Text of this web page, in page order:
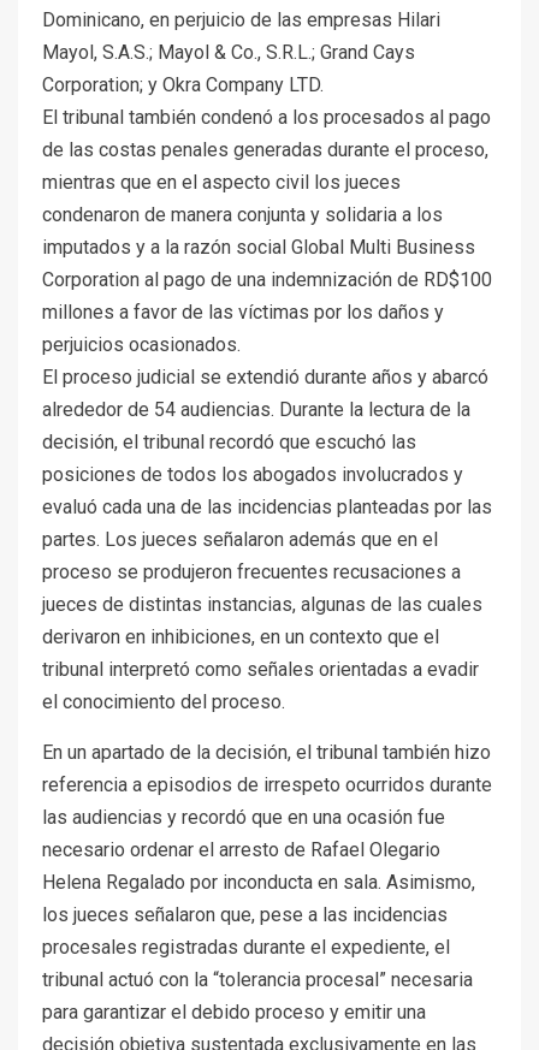
Dominicano, en perjuicio de las empresas Hilari
Mayol, S.A.S.; Mayol & Co., S.R.L.; Grand Cays
Corporation; y Okra Company LTD.
El tribunal también condenó a los procesados al pago
de las costas penales generadas durante el proceso,
mientras que en el aspecto civil los jueces
condenaron de manera conjunta y solidaria a los
imputados y a la razón social Global Multi Business
Corporation al pago de una indemnización de RD$100
millones a favor de las víctimas por los daños y
perjuicios ocasionados.
El proceso judicial se extendió durante años y abarcó
alrededor de 54 audiencias. Durante la lectura de la
decisión, el tribunal recordó que escuchó las
posiciones de todos los abogados involucrados y
evaluó cada una de las incidencias planteadas por las
partes. Los jueces señalaron además que en el
proceso se produjeron frecuentes recusaciones a
jueces de distintas instancias, algunas de las cuales
derivaron en inhibiciones, en un contexto que el
tribunal interpretó como señales orientadas a evadir
el conocimiento del proceso.
En un apartado de la decisión, el tribunal también hizo
referencia a episodios de irrespeto ocurridos durante
las audiencias y recordó que en una ocasión fue
necesario ordenar el arresto de Rafael Olegario
Helena Regalado por inconducta en sala. Asimismo,
los jueces señalaron que, pese a las incidencias
procesales registradas durante el expediente, el
tribunal actuó con la “tolerancia procesal” necesaria
para garantizar el debido proceso y emitir una
decisión objetiva sustentada exclusivamente en las